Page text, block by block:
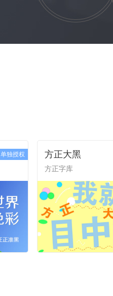
单独授权 方正大黑
方正字库